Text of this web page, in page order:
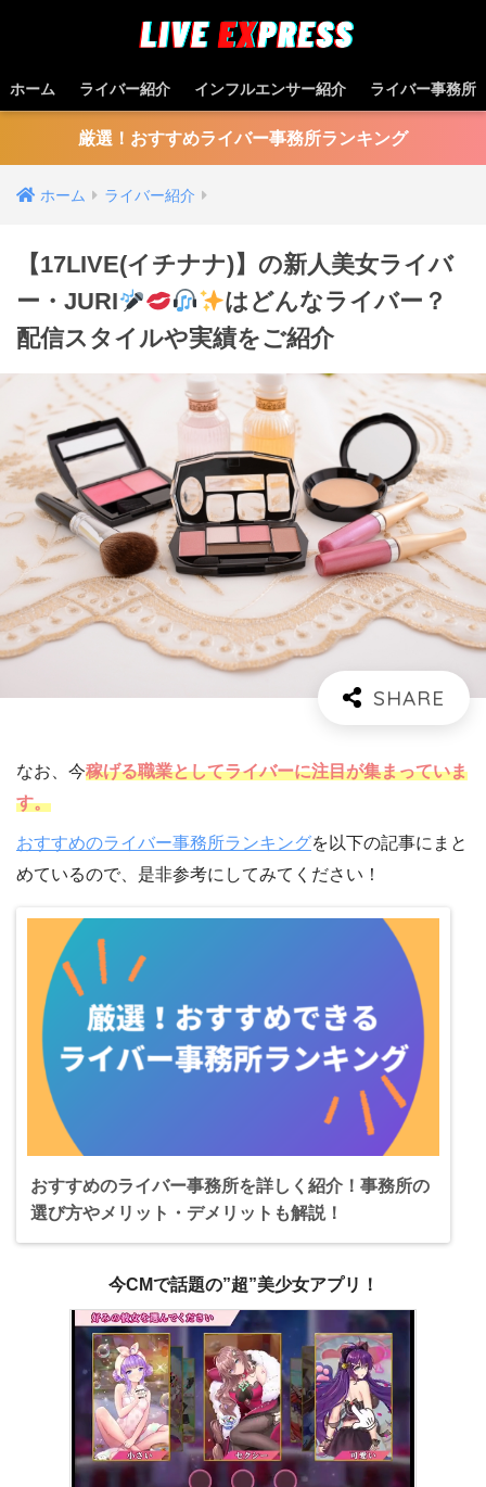
ホーム ライバー紹介 インフルエンサー紹介 ライバー事務所
厳選！おすすめライバー事務所ランキング
ホーム ライバー紹介
【17LIVE(イチナナ)】の新人美女ライバ
ー・JURI
はどんなライバー？
配信スタイルや実績をご紹介
なお、今稼げる職業としてライバーに注目が集まっていま
す。
おすすめのライバー事務所ランキングを以下の記事にまと
めているので、是非参考にしてみてください！
おすすめのライバー事務所を詳しく紹介！事務所の
選び方やメリット・デメリットも解説！
今CMで話題の”超”美少女アプリ！